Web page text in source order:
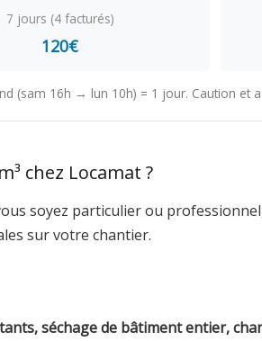
7 jours (4 facturés)
120€
(sam 16h → lun 10h) = 1 jour. Caution et
chez Locamat ?
soyez particulier ou
sur votre chantier.
séchage de bâtiment entier,